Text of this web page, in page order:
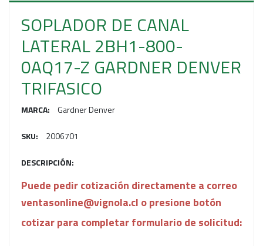
SOPLADOR DE CANAL
LATERAL 2BH1-800-
0AQ17-Z GARDNER DENVER
TRIFASICO
MARCA: Gardner Denver
SKU: 2006701
DESCRIPCIÓN:
Puede pedir cotización directamente a correo
ventasonline@vignola.cl o presione botón
cotizar para completar formulario de solicitud: